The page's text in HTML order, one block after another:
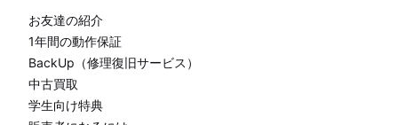
お友達の紹介
1年間の動作保証
BackUp（修理復旧サービス）
中古買取
学生向け特典